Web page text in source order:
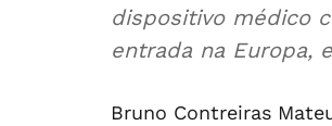
dispositivo médico
entrada na Europa,
Bruno Contreiras